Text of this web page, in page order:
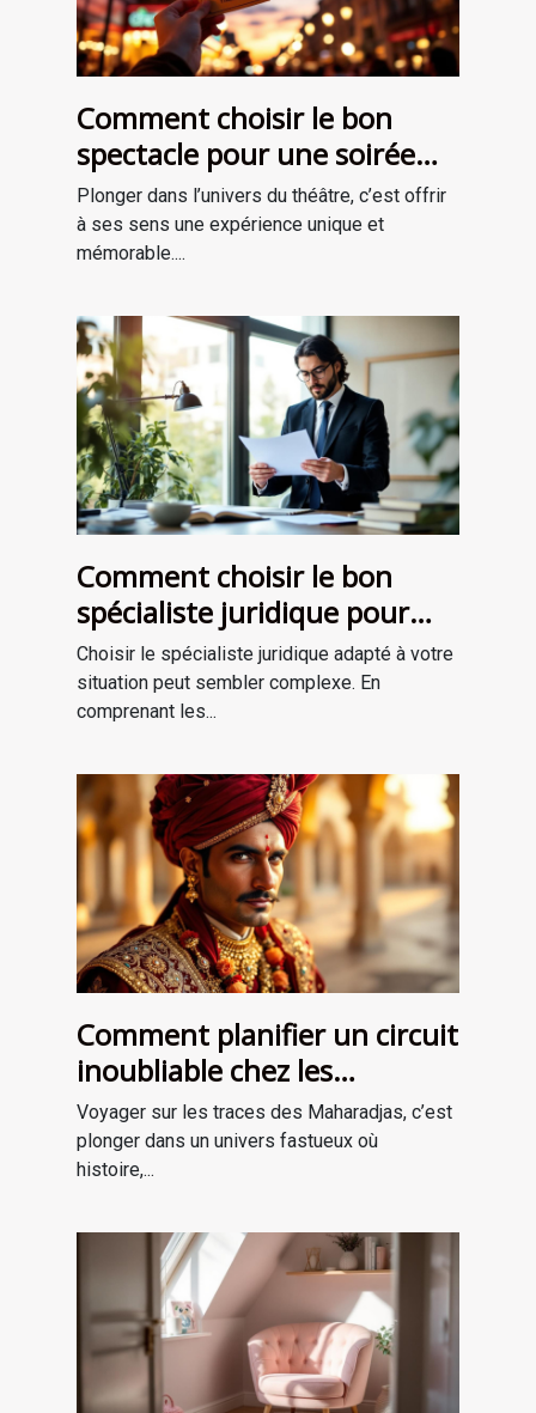
Comment choisir le bon
spectacle pour une soirée
théâtrale inoubliable ?
Plonger dans l’univers du théâtre, c’est offrir
à ses sens une expérience unique et
mémorable....
Comment choisir le bon
spécialiste juridique pour
vos besoins ?
Choisir le spécialiste juridique adapté à votre
situation peut sembler complexe. En
comprenant les...
Comment planifier un circuit
inoubliable chez les
Maharadjas ?
Voyager sur les traces des Maharadjas, c’est
plonger dans un univers fastueux où
histoire,...